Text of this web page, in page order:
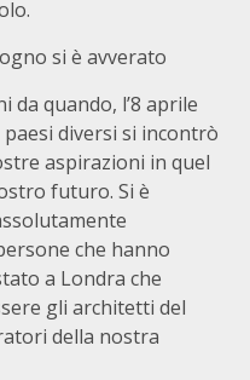
si è avverato
quando, l’8 aprile
diversi si incontrò
aspirazioni in quel
futuro. Si è
che hanno
a Londra che
gli architetti del
della nostra